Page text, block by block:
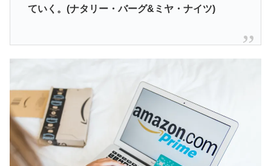
ていく。(ナタリー・バーグ&ミヤ・ナイツ)